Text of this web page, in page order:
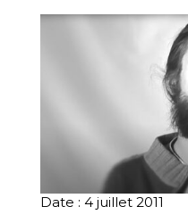
Date : 4 juillet 2011